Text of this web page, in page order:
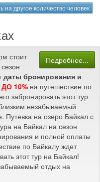
на другое количество человек
Подробнее...
стоит
даты бронирования и
10% на путешествие по
забронировать этот тур
незабываемый
Путевка на озеро Байкал с
на Байкал на сезон
и полной оплаты
по Байкалу ждет
этот тур на Байкал!
отдых на